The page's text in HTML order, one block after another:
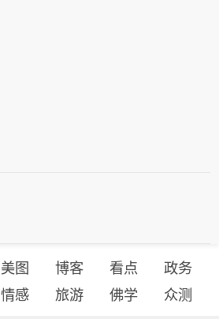
美图 博客 看点
政务
情感 旅游 佛学 众测